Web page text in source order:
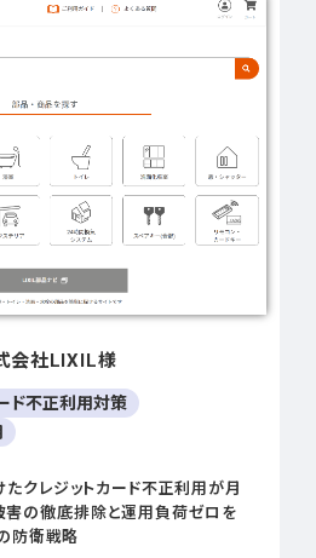
会社LIXIL様
ド不正利用対策
クレジットカード不正利用が月
害の徹底排除と運用負荷ゼロを
防衛戦略